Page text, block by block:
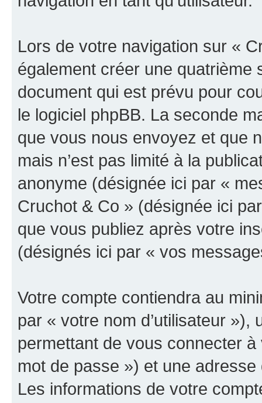
Lors de votre navigation sur «
également créer une
document qui est prévu pour
le logiciel phpBB. La seconde
que vous nous envoyez et que
mais n’est pas limité à la
anonyme (désignée ici par «
Cruchot & Co » (désignée ici
que vous publiez après votre
(désignés ici par « vos
Votre compte contiendra au
par « votre nom d’utilisateur
permettant de vous connecter
mot de passe ») et une
Les informations de votre